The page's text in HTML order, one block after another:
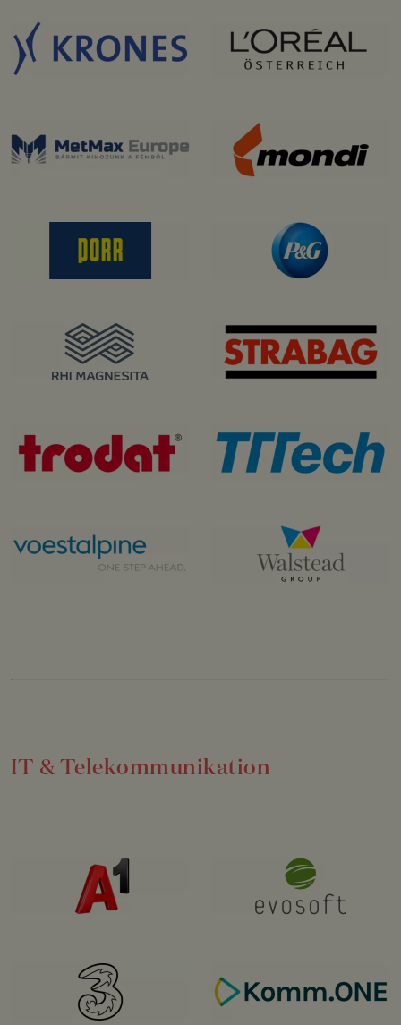
IT & Telekommunikation